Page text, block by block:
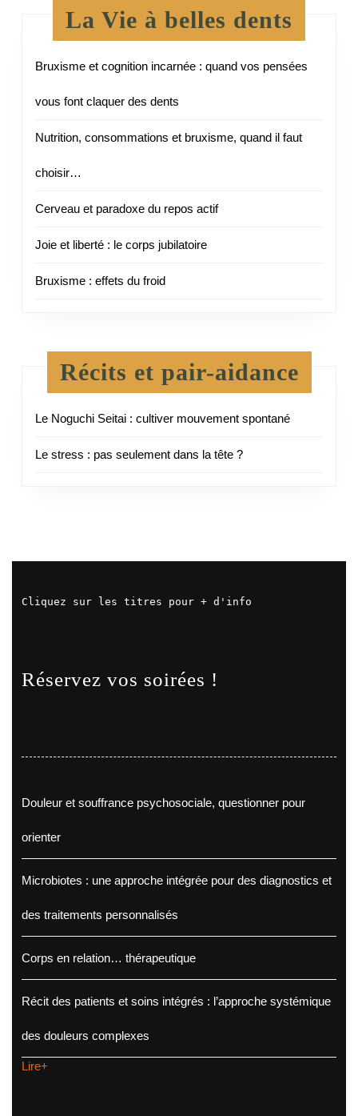
La Vie à belles dents
Bruxisme et cognition incarnée : quand vos pensées
vous font claquer des dents
Nutrition, consommations et bruxisme, quand il faut
choisir…
Cerveau et paradoxe du repos actif
Joie et liberté : le corps jubilatoire
Bruxisme : effets du froid
Récits et pair-aidance
Le Noguchi Seitai : cultiver mouvement spontané
Le stress : pas seulement dans la tête ?
Cliquez sur les titres pour + d'info
Réservez vos soirées !
Douleur et souffrance psychosociale, questionner pour
orienter
Microbiotes : une approche intégrée pour des diagnostics et
des traitements personnalisés
Corps en relation… thérapeutique
Récit des patients et soins intégrés : l’approche systémique
des douleurs complexes
Lire+